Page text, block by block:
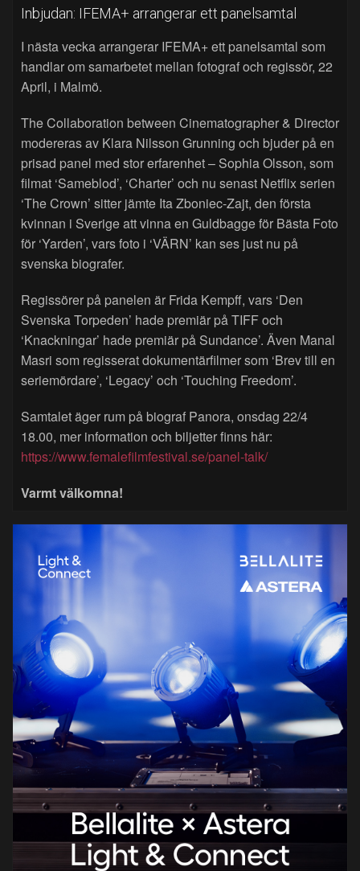
Inbjudan: IFEMA+ arrangerar ett panelsamtal
I nästa vecka arrangerar IFEMA+ ett panelsamtal som
handlar om samarbetet mellan fotograf och regissör, 22
April, i Malmö.
The Collaboration between Cinematographer & Director
modereras av Klara Nilsson Grunning och bjuder på en
prisad panel med stor erfarenhet – Sophia Olsson, som
filmat ‘Sameblod’, ‘Charter’ och nu senast Netflix serien
‘The Crown’ sitter jämte Ita Zboniec-Zajt, den första
kvinnan i Sverige att vinna en Guldbagge för Bästa Foto
för ‘Yarden’, vars foto i ‘VÄRN’ kan ses just nu på
svenska biografer.
Regissörer på panelen är Frida Kempff, vars ‘Den
Svenska Torpeden’ hade premiär på TIFF och
‘Knackningar’ hade premiär på Sundance’. Även Manal
Masri som regisserat dokumentärfilmer som ‘Brev till en
seriemördare’, ‘Legacy’ och ‘Touching Freedom’.
Samtalet äger rum på biograf Panora, onsdag 22/4
18.00, mer information och biljetter finns här:
https://www.femalefilmfestival.se/panel-talk/
Varmt välkomna!